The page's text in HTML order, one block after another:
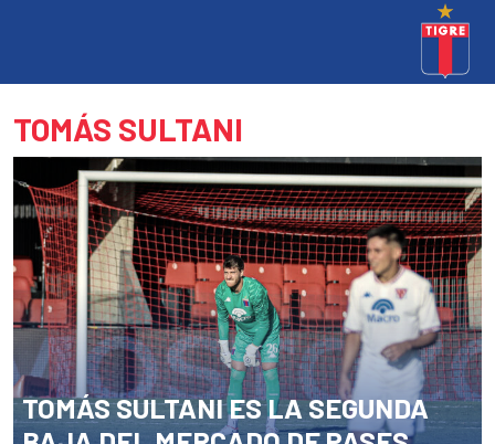
TOMÁS SULTANI
TOMÁS SULTANI ES LA SEGUNDA